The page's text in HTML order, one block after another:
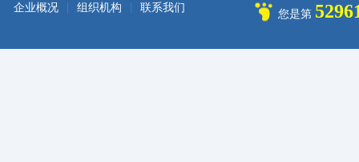
企业概况 组织机构 联系我们
您是第